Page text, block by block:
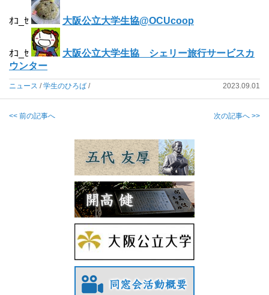
ｵｺ_ｾ 大阪公立大学生協@OCUcoop
ｵｺ_ｾ
大阪公立大学生協 シェリー旅行サービスカ
ウンター
ニュース /学生のひろば / 2023.09.01
<< 前の記事へ 次の記事へ >>